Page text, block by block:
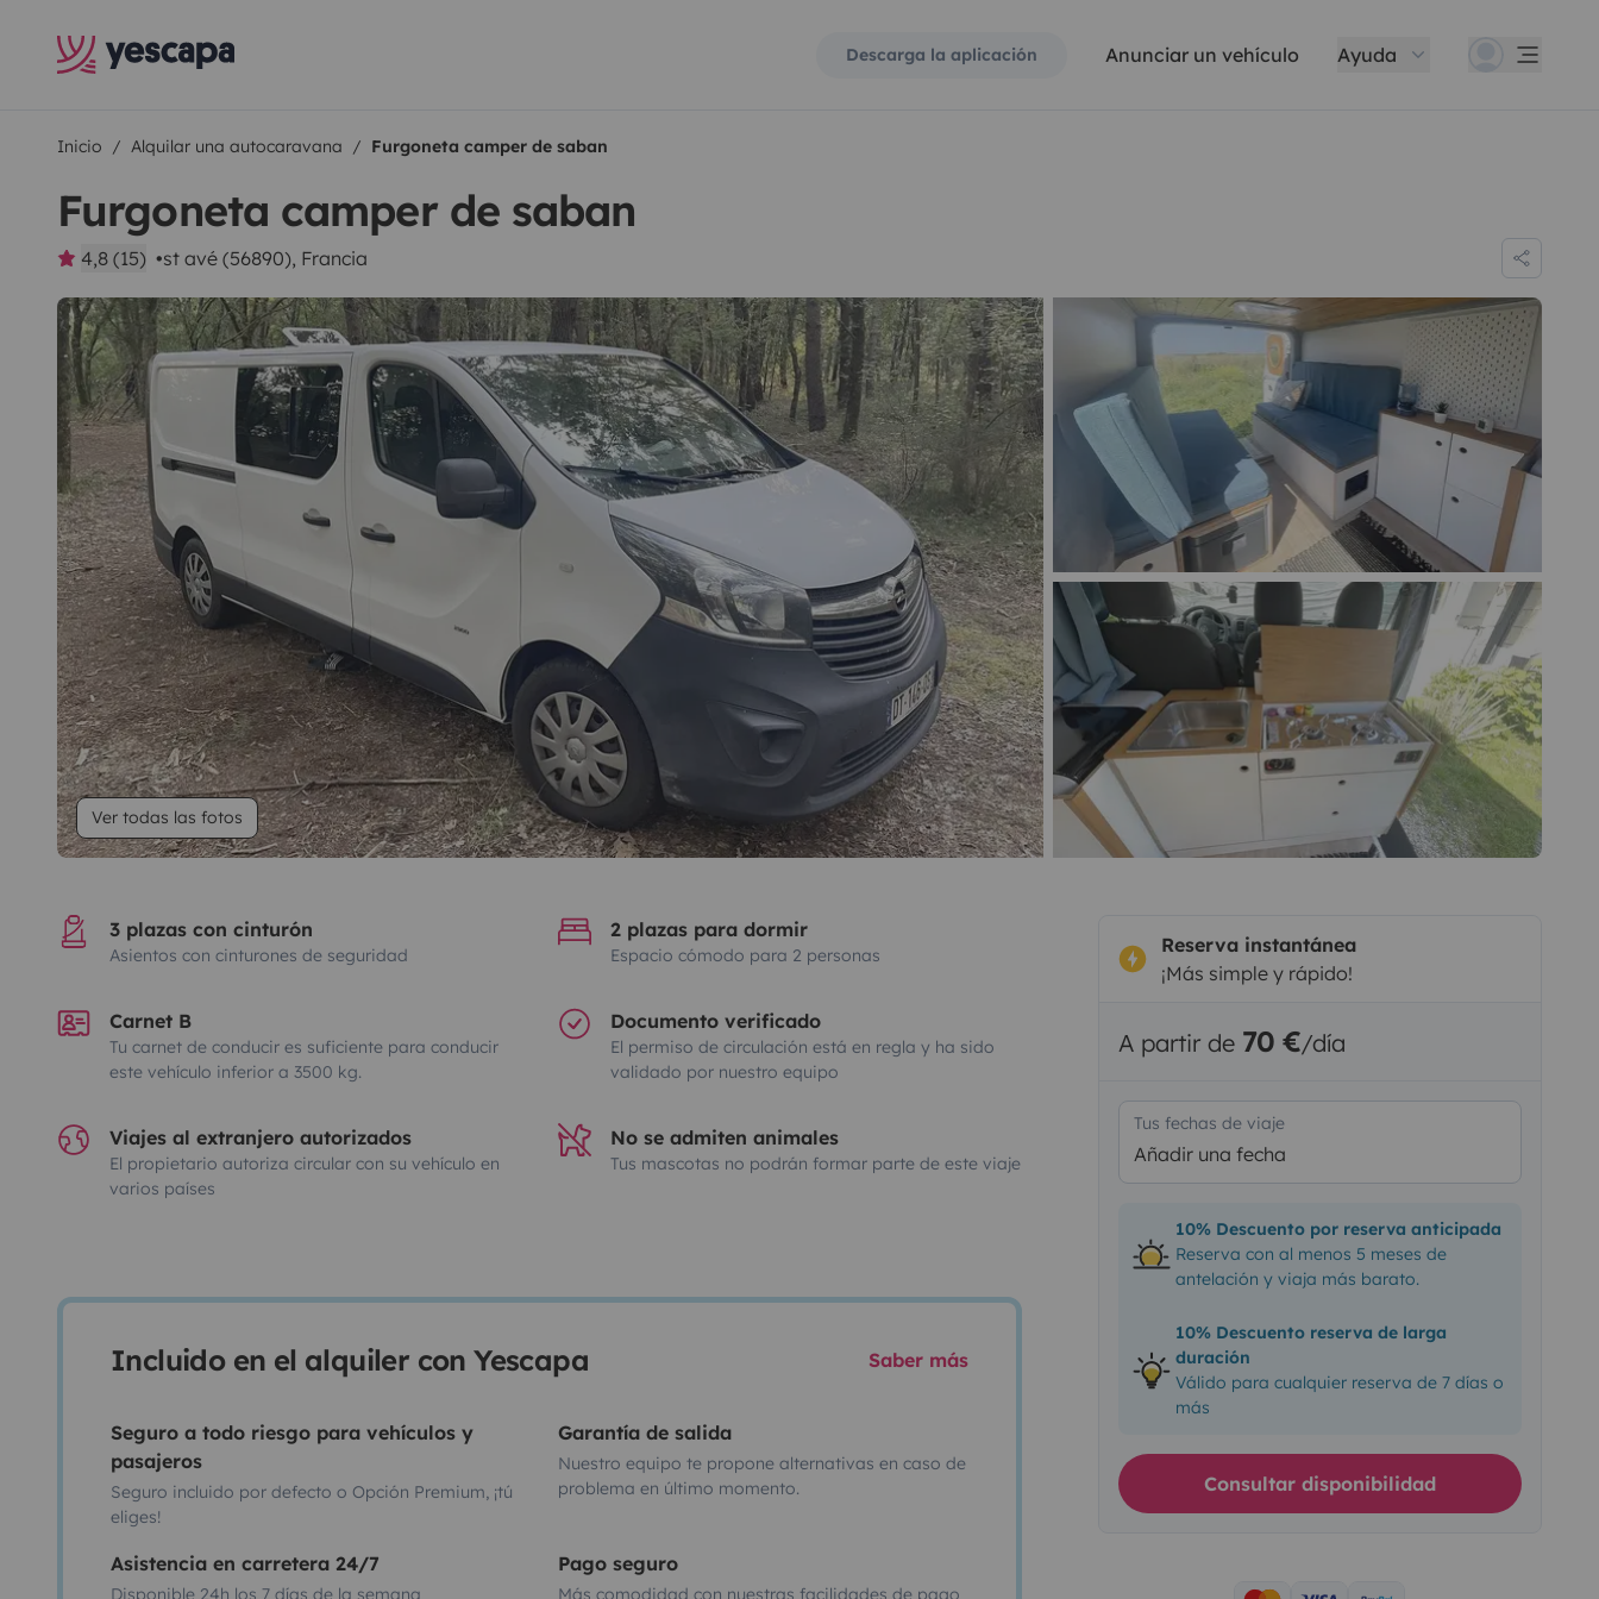
Descarga la aplicación Anunciar un vehículo Ayuda
Inicio Alquilar una autocaravana Furgoneta camper de saban
Furgoneta camper de saban
4,8 (15) st avé (56890), Francia
Ver todas las fotos
3 plazas con cinturón
Asientos con cinturones de seguridad
2 plazas para dormir
Espacio cómodo para 2 personas
Carnet B
Tu carnet de conducir es suficiente para conducir
este vehículo inferior a 3500 kg.
Documento verificado
El permiso de circulación está en regla y ha sido
validado por nuestro equipo
Viajes al extranjero autorizados
El propietario autoriza circular con su vehículo en
varios países
No se admiten animales
Tus mascotas no podrán formar parte de este viaje
Incluido en el alquiler con Yescapa Saber más
Seguro a todo riesgo para vehículos y
pasajeros
Seguro incluido por defecto o Opción Premium, ¡tú
eliges!
Garantía de salida
Nuestro equipo te propone alternativas en caso de
problema en último momento.
Asistencia en carretera 24/7
Disponible 24h los 7 días de la semana
Pago seguro
Más comodidad con nuestras facilidades de pago
Reserva instantánea
¡Más simple y rápido!
A partir de 70 €/día
Tus fechas de viaje
Añadir una fecha
10% Descuento por reserva anticipada
Reserva con al menos 5 meses de
antelación y viaja más barato.
10% Descuento reserva de larga
duración
Válido para cualquier reserva de 7 días o
más
Consultar disponibilidad